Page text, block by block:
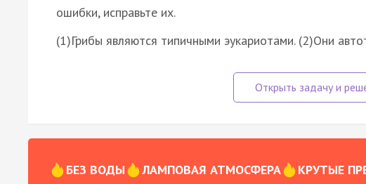
ошибки, исправьте их.
(1)Грибы являются типичными эукариотами. (2)Они
БЕЗ ВОДЫ ЛАМПОВАЯ АТМОСФЕРА КРУТЫЕ